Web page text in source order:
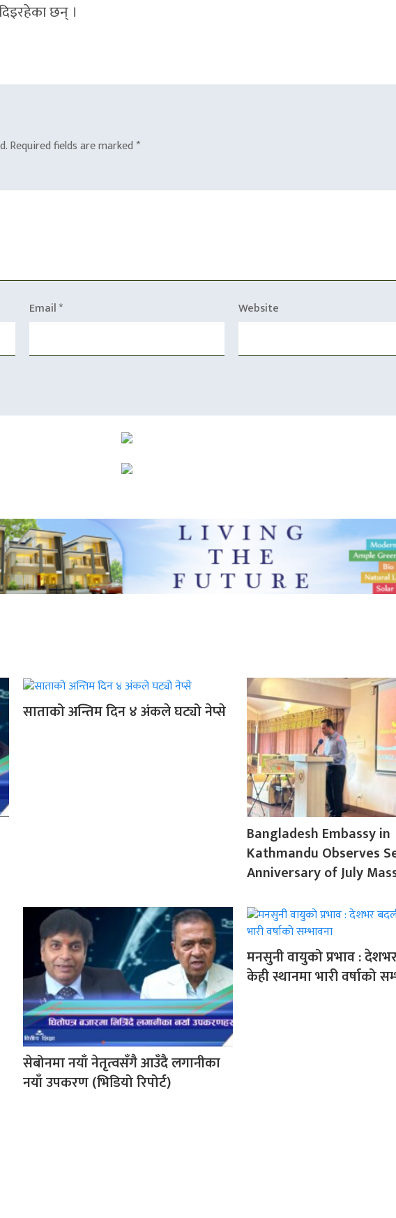
छन् ।
Required fields are marked *
Email* Website
साताको अन्तिम दिन ४ अंकले घट्यो नेप्से
Bangladesh Embassy in
Kathmandu Observes
Anniversary of July
सेबोनमा नयाँ नेतृत्वसँगै आउँदै लगानीका
नयाँ उपकरण (भिडियो रिपोर्ट)
मनसुनी वायुको प्रभाव :
केही स्थानमा भारी वर्षाको